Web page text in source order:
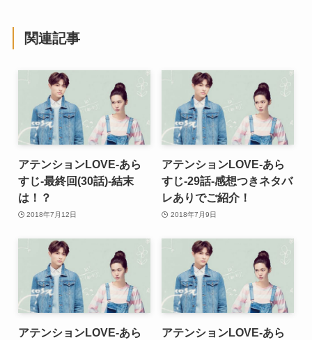
関連記事
アテンションLOVE-あら
すじ-最終回(30話)-結末
は！？
2018年7月12日
アテンションLOVE-あら
すじ-29話-感想つきネタバ
レありでご紹介！
2018年7月9日
アテンションLOVE-あら
アテンションLOVE-あら